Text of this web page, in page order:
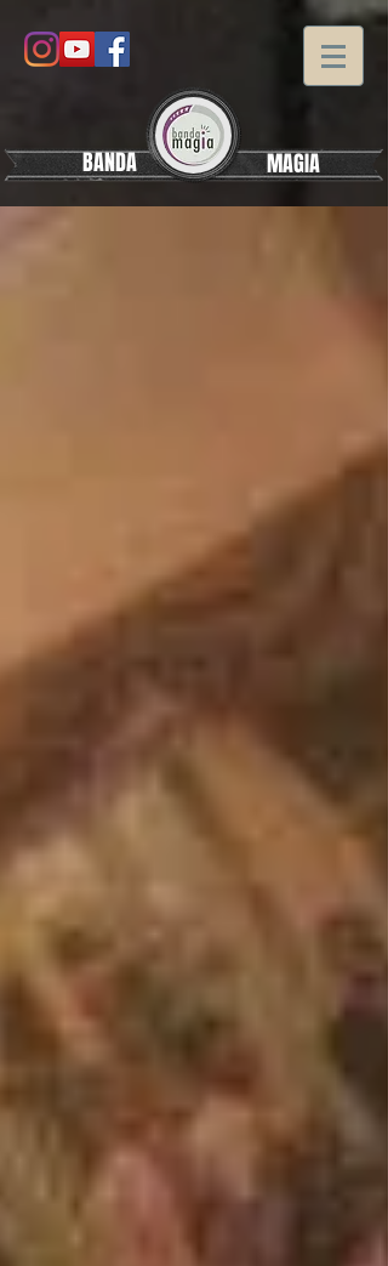
MAGIA
BANDA